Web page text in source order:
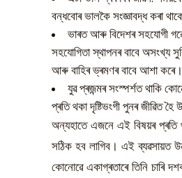
বন্ধবোৰ ভালকৈ সংজ্ঞাবদ্ধ কৰা
ভাৰত আৰু বিদেশৰ সহযোগী
সহযোগিতা স্থাপনৰ বাবে অসংখ্য
আৰু বাহিৰ ভ্ৰমণৰ বাবে আশা কৰে।
যুৱ প্ৰজন্মৰ সংস্পৰ্শত থাকি
প্ৰতি থকা দৃষ্টিভংগী পুনৰ জীৱিত হৈ
অন্যহাতে এজনে এই বিষয়ৰ
সঠিক হব লাগিব। এই ব্যৱসায়ত
কোনোৱে একাগ্ৰতাৰে তিনি চাৰি